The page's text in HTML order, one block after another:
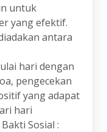
untuk
yang efektif.
antara
hari dengan
pengecekan
yang adapat
hari
Sosial :